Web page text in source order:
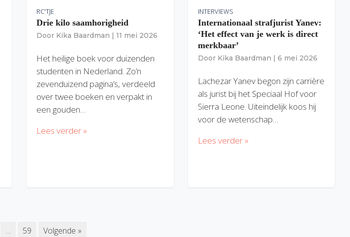
RC'TJE
Drie kilo saamhorigheid
Door Kika Baardman | 11 mei 2026
Het heilige boek voor duizenden
studenten in Nederland. Zo’n
zevenduizend pagina’s, verdeeld
over twee boeken en verpakt in
een gouden…
Lees verder »
INTERVIEWS
Internationaal strafjurist Yanev:
‘Het effect van je werk is direct
merkbaar’
Door Kika Baardman | 6 mei 2026
Lachezar Yanev begon zijn carrière
als jurist bij het Speciaal Hof voor
Sierra Leone. Uiteindelijk koos hij
voor de wetenschap…
Lees verder »
… 59 Volgende »